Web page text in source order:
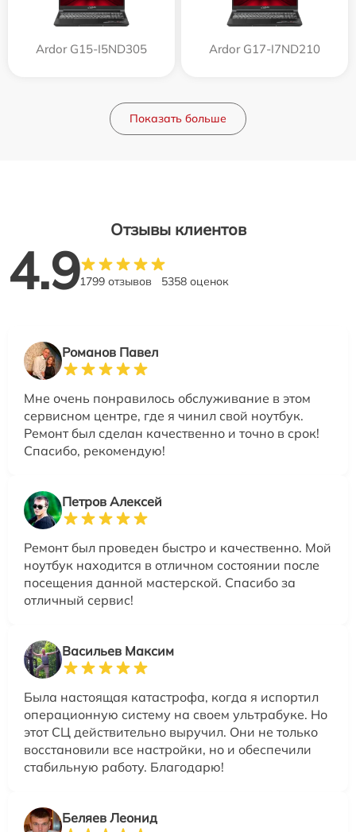
Ardor G15-I5ND305 Ardor G17-I7ND210
Показать больше
Отзывы клиентов
4.91799 отзывов 5358 оценок
Романов Павел
Мне очень понравилось обслуживание в этом
сервисном центре, где я чинил свой ноутбук.
Ремонт был сделан качественно и точно в срок!
Спасибо, рекомендую!
Петров Алексей
Ремонт был проведен быстро и качественно. Мой
ноутбук находится в отличном состоянии после
посещения данной мастерской. Спасибо за
отличный сервис!
Васильев Максим
Была настоящая катастрофа, когда я испортил
операционную систему на своем ультрабуке. Но
этот СЦ действительно выручил. Они не только
восстановили все настройки, но и обеспечили
стабильную работу. Благодарю!
Беляев Леонид